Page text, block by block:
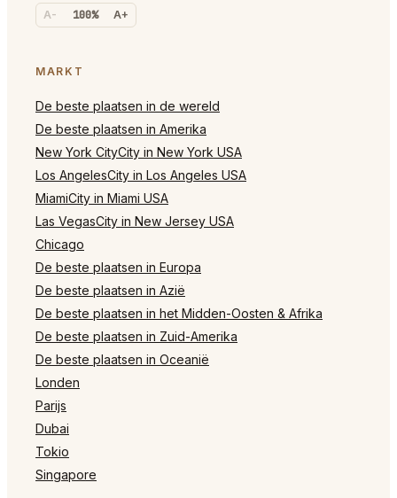
A- 100% A+
MARKT
De beste plaatsen in de wereld
De beste plaatsen in Amerika
New York CityCity in New York USA
Los AngelesCity in Los Angeles USA
MiamiCity in Miami USA
Las VegasCity in New Jersey USA
Chicago
De beste plaatsen in Europa
De beste plaatsen in Azië
De beste plaatsen in het Midden-Oosten & Afrika
De beste plaatsen in Zuid-Amerika
De beste plaatsen in Oceanië
Londen
Parijs
Dubai
Tokio
Singapore